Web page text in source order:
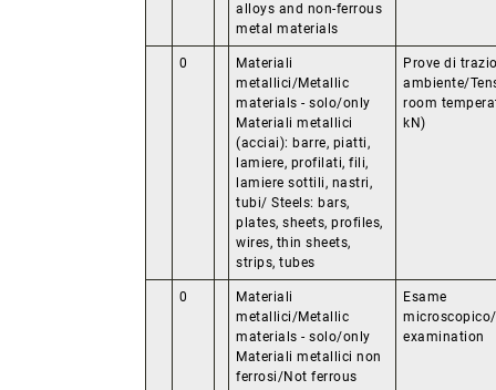
alloys and non-ferrous
metal materials
0
Materiali
metallici/Metallic
materials - solo/only
Materiali metallici
(acciai): barre, piatti,
lamiere, profilati, fili,
lamiere sottili, nastri,
tubi/ Steels: bars,
plates, sheets, profiles,
wires, thin sheets,
strips, tubes
Prove di
ambiente/
room
kN)
0
Materiali
metallici/Metallic
materials - solo/only
Materiali metallici non
ferrosi/Not ferrous
Esame
examination